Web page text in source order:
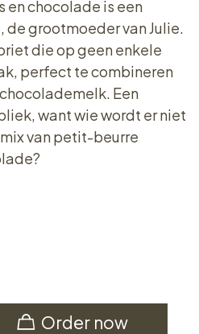
en chocolade is een
de grootmoeder van Julie.
die op geen enkele
perfect te combineren
Een
want wie wordt er niet
van petit-beurre
Order now